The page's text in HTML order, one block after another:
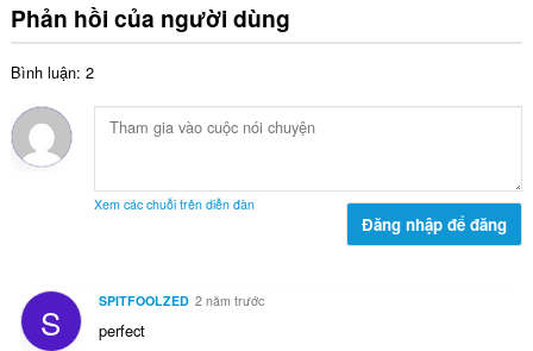
Phản hồi của người dùng
Bình luận: 2
Xem các chuỗi trên diễn đàn
Đăng nhập để đăng
S SPITFOOLZED 2 năm trước
perfect